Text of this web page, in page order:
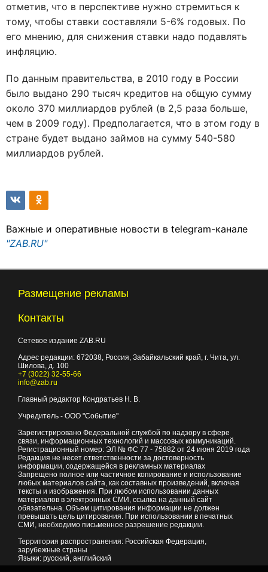
отметив, что в перспективе нужно стремиться к
тому, чтобы ставки составляли 5-6% годовых. По
его мнению, для снижения ставки надо подавлять
инфляцию.
По данным правительства, в 2010 году в России
было выдано 290 тысяч кредитов на общую сумму
около 370 миллиардов рублей (в 2,5 раза больше,
чем в 2009 году). Предполагается, что в этом году в
стране будет выдано займов на сумму 540-580
миллиардов рублей.
Важные и оперативные новости в telegram-канале
"ZAB.RU"
Размещение рекламы
Контакты
Сетевое издание ZAB.RU
Адрес редакции: 672038, Россия, Забайкальский край, г. Чита, ул.
Шилова, д. 100
+7 (3022) 32-55-66
info@zab.ru
Главный редактор Кондратьев Н. В.
Учредитель - ООО "Событие"
Зарегистрировано Федеральной службой по надзору в сфере
связи, информационных технологий и массовых коммуникаций.
Регистрационный номер: ЭЛ № ФС 77 - 75882 от 24 июня 2019 года
Редакция не несет ответственности за достоверность
информации, содержащейся в рекламных материалах
Запрещено полное или частичное копирование и использование
любых материалов сайта, как составных произведений, включая
тексты и изображения. При любом использовании данных
материалов в электронных СМИ, ссылка на данный сайт
обязательна. Объем цитирования информации не должен
превышать цель цитирования. При использовании в печатных
СМИ, необходимо письменное разрешение редакции.
Территория распространения: Российская Федерация,
зарубежные страны
Языки: русский, английский